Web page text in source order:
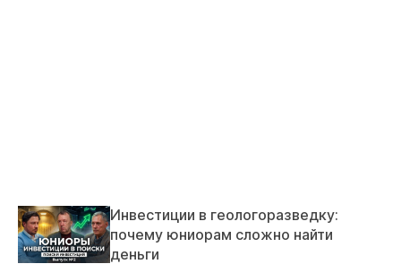
Инвестиции в геологоразведку:
почему юниорам сложно найти
деньги